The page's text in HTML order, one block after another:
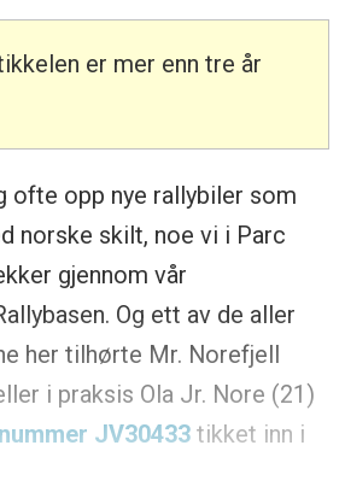
er mer enn tre år
ofte opp nye rallybiler som
norske skilt, noe vi i Parc
gjennom vår
Og ett av de aller
her tilhørte Mr. Norefjell
i praksis Ola Jr. Nore (21)
JV30433tikket inn i